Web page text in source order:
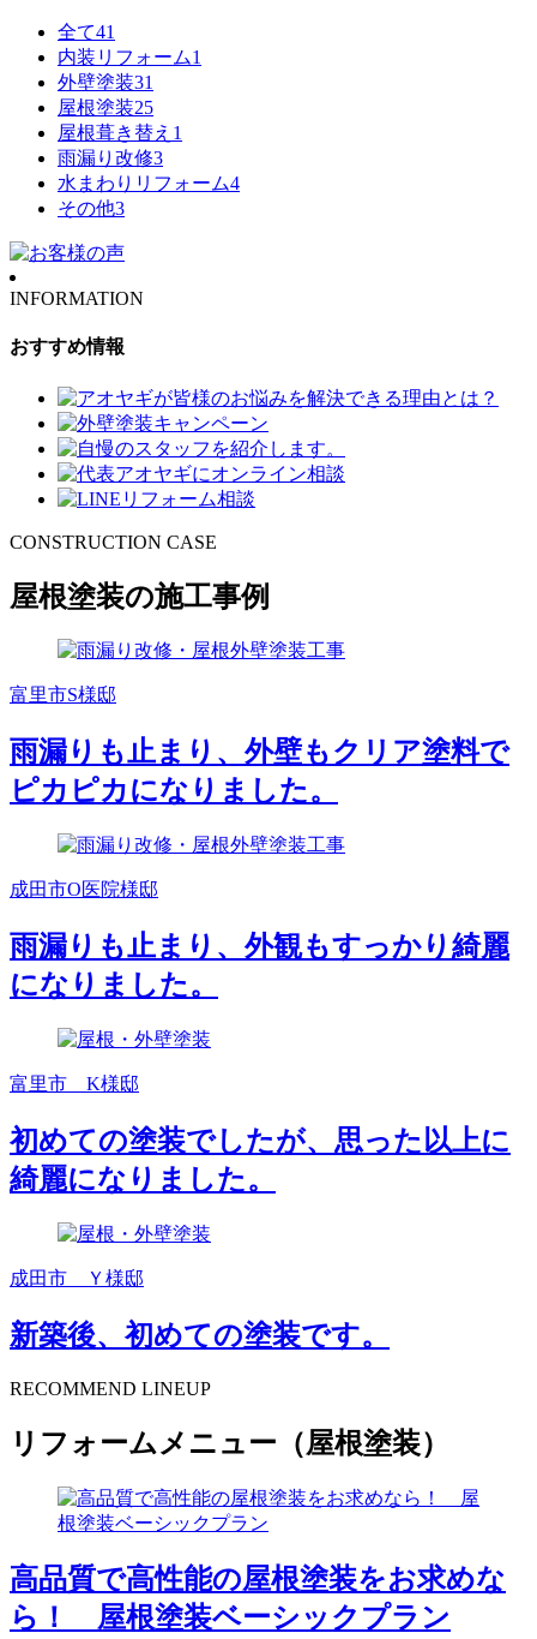
全て41
内装リフォーム1
外壁塗装31
屋根塗装25
屋根葺き替え 1
雨漏り改修3
水まわりリフォーム4
その他3
INFORMATION
おすすめ情報
CONSTRUCTION CASE
屋根塗装の施工事例
富里市S様邸
雨漏りも止まり、外壁もクリア塗料で
ピカピカになりました。
成田市O医院様邸
雨漏りも止まり、外観もすっかり綺麗
になりました。
富里市 K様邸
初めての塗装でしたが、思った以上に
綺麗になりました。
成田市 Ｙ様邸
新築後、初めての塗装です。
RECOMMEND LINEUP
リフォームメニュー（屋根塗装）
高品質で高性能の屋根塗装をお求めな
ら！ 屋根塗装ベーシックプラン